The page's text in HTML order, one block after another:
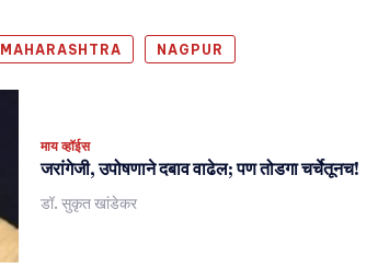
MAHARASHTRA NAGPUR
माय व्हॉईस
जरांगेजी, उपोषणाने दबाव वाढेल; पण तोडगा चर्चेतूनच!
डॉ. सुकृत खांडेकर